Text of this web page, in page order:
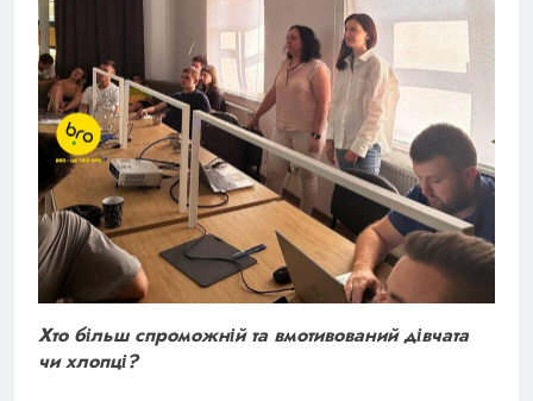
Хто більш спроможній та вмотивований дівчата
чи хлопці?